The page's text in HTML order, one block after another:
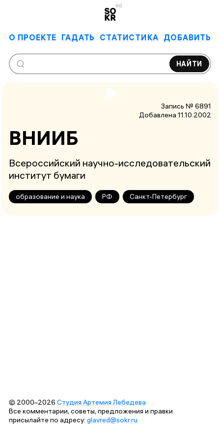
6.0
О ПРОЕКТЕ ГАДАТЬ СТАТИСТИКА ДОБАВИТЬ
НАЙТИ
Запись № 6891
Добавлена 11.10.2002
ВНИИБ
Всероссийский научно-исследовательский
институт бумаги
образование и наука РФ Санкт-Петербург
© 2000–2026 Студия Артемия Лебедева
Все комментарии, советы, предложения и правки
присылайте по адресу: glavred@sokr.ru